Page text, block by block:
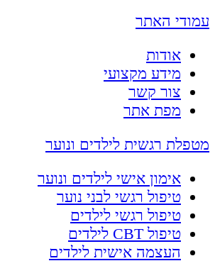
עמודי האתר
אודות
מידע מקצועי
צור קשר
מפת אתר
מטפלת רגשית לילדים ונוער
אימון אישי לילדים ונוער
טיפול רגשי לבני נוער
טיפול רגשי לילדים
טיפול CBT לילדים
העצמה אישית לילדים